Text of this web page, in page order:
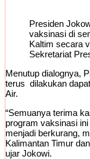
Presiden
vaksinasi di
Kaltim secara
Sekretariat
Menutup dialognya,
terus dilakukan
Air.
“Semuanya terima
program vaksinasi
menjadi berkurang,
Kalimantan Timur
ujar Jokowi.